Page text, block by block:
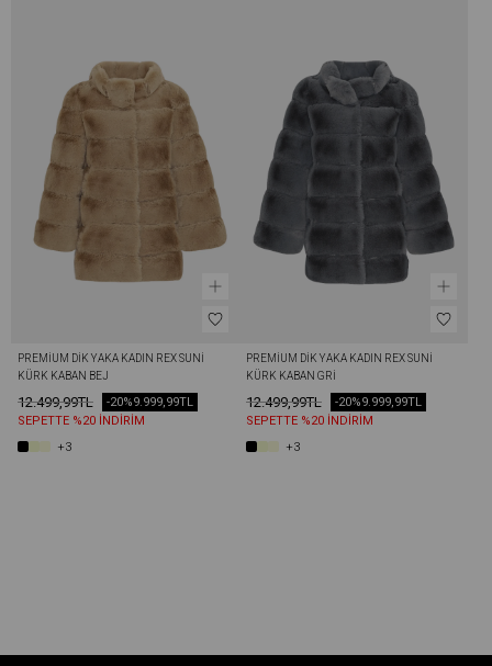
PREMIUM DIK YAKA KADIN REX SUNI
KÜRK KABAN BEJ
12.499,99TL 9.999,99TL
-20%
SEPETTE %20 İNDİRİM
+3
PREMIUM DIK YAKA KADIN REX SUNI
KÜRK KABAN GRI
12.499,99TL 9.999,99TL
-20%
SEPETTE %20 İNDİRİM
+3